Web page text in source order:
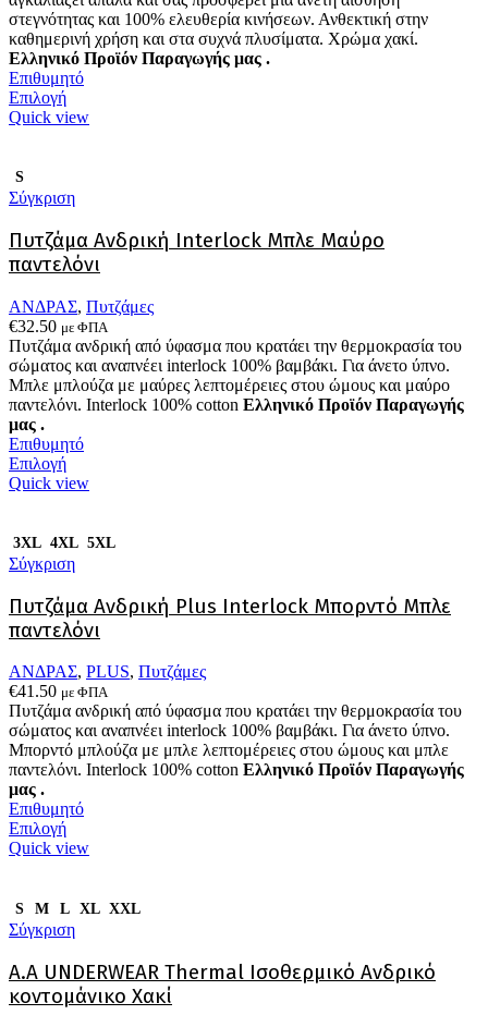
στεγνότητας και 100% ελευθερία κινήσεων. Ανθεκτική στην
καθημερινή χρήση και στα συχνά πλυσίματα. Χρώμα χακί.
Ελληνικό Προϊόν Παραγωγής μας .
Επιθυμητό
ΕπιλογήΑυτό
το
παραλλαγές.
επιλογές
μπορούν
να
στη
σελίδα
του
προϊόντος
Quick view
S
Σύγκριση
Πυτζάμα Ανδρική Interlock Μπλε Μαύρο
παντελόνι
ΑΝΔΡΑΣ, Πυτζάμες
€32.50 με ΦΠΑ
Πυτζάμα ανδρική από ύφασμα που κρατάει την θερμοκρασία του
σώματος και αναπνέει interlock 100% βαμβάκι. Για άνετο ύπνο.
Μπλε μπλούζα με μαύρες λεπτομέρειες στου ώμους και μαύρο
παντελόνι. Interlock 100% cotton Ελληνικό Προϊόν Παραγωγής
μας .
Επιθυμητό
ΕπιλογήΑυτό
το
πολλαπλές
παραλλαγές.
επιλογές
μπορούν
να
στη
σελίδα
του
προϊόντος
Quick view
3XL 4XL 5XL
Σύγκριση
Πυτζάμα Ανδρική Plus Interlock Μπορντό Μπλε
παντελόνι
ΑΝΔΡΑΣ, PLUS, Πυτζάμες
€41.50 με ΦΠΑ
Πυτζάμα ανδρική από ύφασμα που κρατάει την θερμοκρασία του
σώματος και αναπνέει interlock 100% βαμβάκι. Για άνετο ύπνο.
Μπορντό μπλούζα με μπλε λεπτομέρειες στου ώμους και μπλε
παντελόνι. Interlock 100% cotton Ελληνικό Προϊόν Παραγωγής
μας .
Επιθυμητό
ΕπιλογήΑυτό
το
πολλαπλές
παραλλαγές.
επιλογές
μπορούν
να
Quick view
S M L XL XXL
Σύγκριση
Α.A UNDERWEAR Thermal Ισοθερμικό Ανδρικό
κοντομάνικο Χακί